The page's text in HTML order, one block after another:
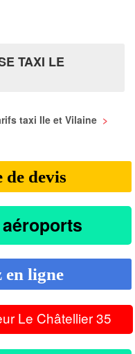
TAXI LE
taxi Ile et Vilaine >
de devis
en ligne
Le Châtellier 35